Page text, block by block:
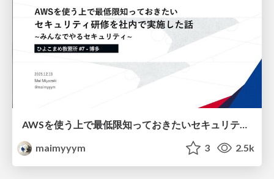
AWSを使う上で最低限知っておきたいセキュリティ研修を社内で実施した話 ~みんなでやるセキュリティ~
maimyyym
3 2.5k